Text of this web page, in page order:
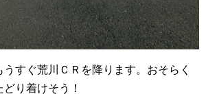
すぐ荒川ＣＲを降ります。おそらく
り着けそう！